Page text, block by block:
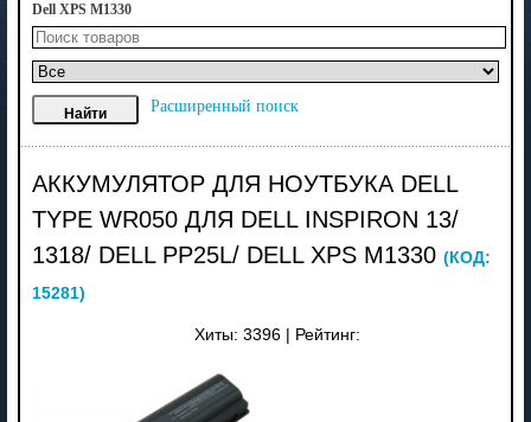
Dell XPS M1330
Расширенный поиск
АККУМУЛЯТОР ДЛЯ НОУТБУКА DELL
TYPE WR050 ДЛЯ DELL INSPIRON 13/
1318/ DELL PP25L/ DELL XPS M1330 (КОД:
15281)
Хиты: 3396 Рейтинг: